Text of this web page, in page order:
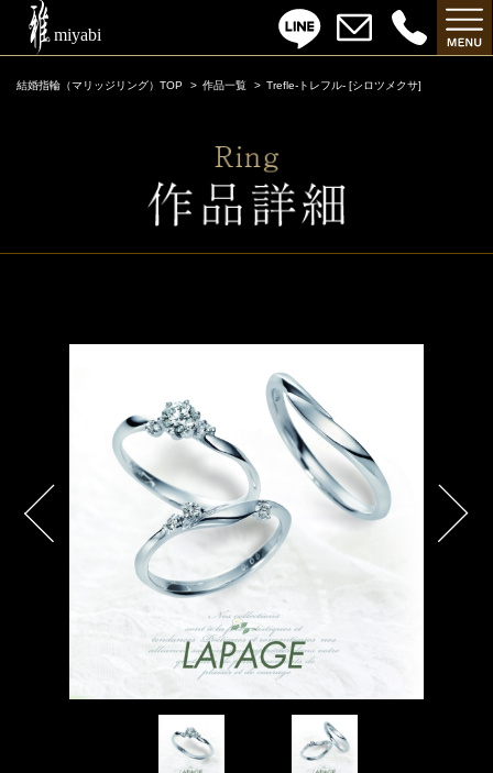
結婚指輪（マリッジリング）TOP 作品一覧 Trefle-トレフル- [シロツメクサ]